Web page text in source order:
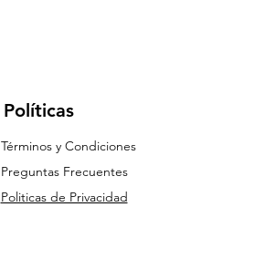
Políticas
Términos y Condiciones
Preguntas Frecuentes
Politicas de Privacidad